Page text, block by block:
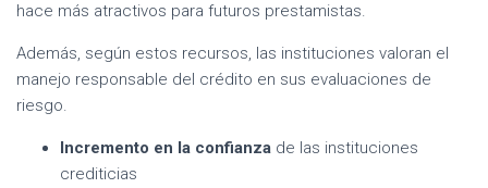
hace más atractivos para futuros prestamistas.
Además, según estos recursos, las instituciones valoran el
manejo responsable del crédito en sus evaluaciones de
riesgo.
Incremento en la confianza de las instituciones
crediticias